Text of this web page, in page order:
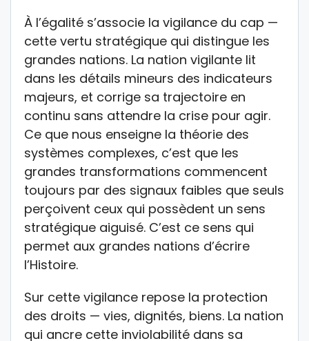
À l’égalité s’associe la vigilance du cap —
cette vertu stratégique qui distingue les
grandes nations. La nation vigilante lit
dans les détails mineurs des indicateurs
majeurs, et corrige sa trajectoire en
continu sans attendre la crise pour agir.
Ce que nous enseigne la théorie des
systèmes complexes, c’est que les
grandes transformations commencent
toujours par des signaux faibles que seuls
perçoivent ceux qui possèdent un sens
stratégique aiguisé. C’est ce sens qui
permet aux grandes nations d’écrire
l’Histoire.
Sur cette vigilance repose la protection
des droits — vies, dignités, biens. La nation
qui ancre cette inviolabilité dans sa